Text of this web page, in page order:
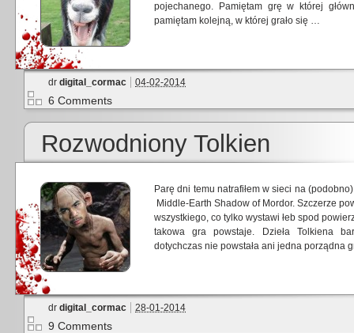
pojechanego. Pamiętam grę w której
pamiętam kolejną, w której grało się …
dr digital_cormac 04-02-2014
6 Comments
Rozwodniony Tolkien
Parę dni temu natrafiłem w sieci na
Middle-Earth Shadow of Mordor. Szczerze
wszystkiego, co tylko wystawi łeb spod
takowa gra powstaje. Dzieła Tolkiena
dotychczas nie powstała ani jedna porządna
dr digital_cormac 28-01-2014
9 Comments